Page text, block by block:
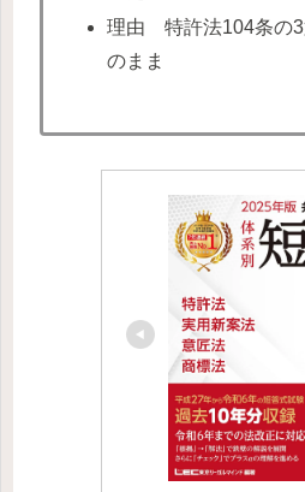
理由 特許法104条の3
のまま